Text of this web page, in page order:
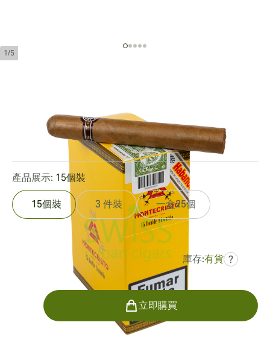
1/5
50 長度:155 mm / 6.1 英寸
0點評
HK$1,755.58 曾是 HK$2,507.97
庫存:有貨 ?
產品展示: 15個裝
15個裝 3 件裝 一盒25個
立即購買